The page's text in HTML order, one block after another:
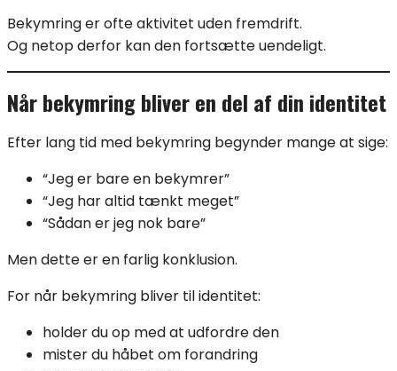
Bekymring er ofte aktivitet uden fremdrift.
Og netop derfor kan den fortsætte uendeligt.
Når bekymring bliver en del af din identitet
Efter lang tid med bekymring begynder mange at sige:
“Jeg er bare en bekymrer”
“Jeg har altid tænkt meget”
“Sådan er jeg nok bare”
Men dette er en farlig konklusion.
For når bekymring bliver til identitet:
holder du op med at udfordre den
mister du håbet om forandring